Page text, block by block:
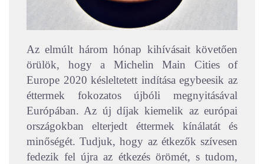
Az elmúlt három hónap kihívásait követően
örülök, hogy a Michelin Main Cities of
Europe 2020 késleltetett indítása egybeesik az
éttermek fokozatos újbóli megnyitásával
Európában. Az új díjak kiemelik az európai
országokban elterjedt éttermek kínálatát és
minőségét. Tudjuk, hogy az étkezők szívesen
fedezik fel újra az étkezés örömét, s tudom,